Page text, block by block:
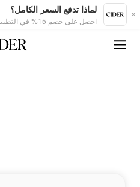
لماذا تدفع السعر الكامل؟
احصل على خصم 15% في التطبيق